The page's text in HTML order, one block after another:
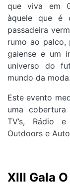
que viva em
àquele que é
passadeira
rumo ao palco,
gaiense e um
universo do
mundo da moda.
Este evento
uma
TV’s, Rádio
Outdoors e
XIII Gala